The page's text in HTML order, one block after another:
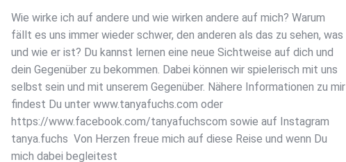
Wie wirke ich auf andere und wie wirken andere auf mich? Warum
fällt es uns immer wieder schwer, den anderen als das zu sehen, was
und wie er ist? Du kannst lernen eine neue Sichtweise auf dich und
dein Gegenüber zu bekommen. Dabei können wir spielerisch mit uns
selbst sein und mit unserem Gegenüber. Nähere Informationen zu mir
findest Du unter www.tanyafuchs.com oder
https://www.facebook.com/tanyafuchscom sowie auf Instagram
tanya.fuchs Von Herzen freue mich auf diese Reise und wenn Du
mich dabei begleitest